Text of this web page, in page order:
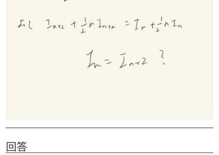
回答